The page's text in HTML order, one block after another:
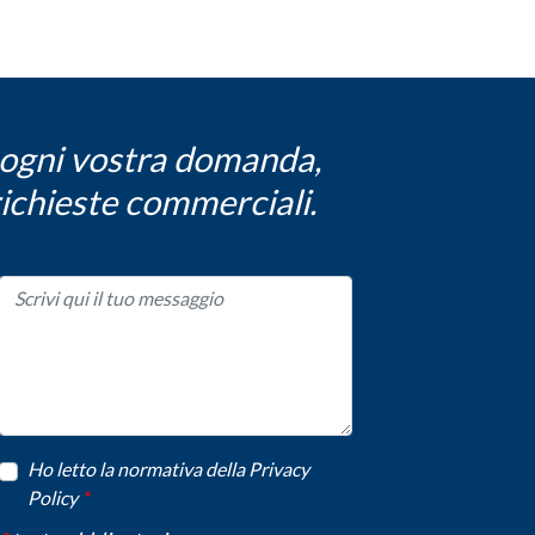
vostra domanda,
commerciali.
Ho letto la normativa della Privacy
Policy *